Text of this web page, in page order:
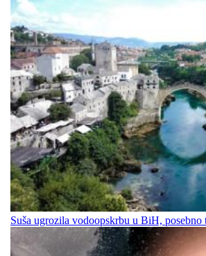
Suša ugrozila vodoopskrbu u BiH,